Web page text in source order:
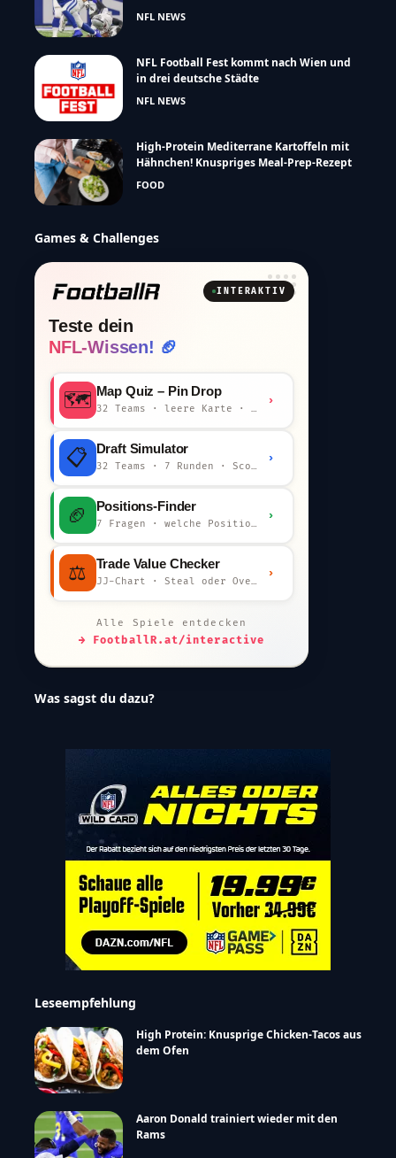
NFL NEWS
NFL Football Fest kommt nach Wien und
in drei deutsche Städte
NFL NEWS
High-Protein Mediterrane Kartoffeln mit
Hähnchen! Knuspriges Meal-Prep-Rezept
FOOD
Games & Challenges
INTERAKTIV
Teste dein
NFL-Wissen! 🏈
🗺️ Map Quiz – Pin Drop
32 Teams · leere Karte · km-Wertung
›
📋 Draft Simulator
32 Teams · 7 Runden · Scout-Kommentar
›
🏈 Positions-Finder
7 Fragen · welche Position bist du?
›
⚖️ Trade Value Checker
JJ-Chart · Steal oder Overpay?
›
Alle Spiele entdecken
→ FootballR.at/interactive
Was sagst du dazu?
Leseempfehlung
High Protein: Knusprige Chicken-Tacos aus
dem Ofen
Aaron Donald trainiert wieder mit den
Rams